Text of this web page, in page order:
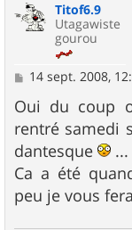
Titof6.9
Utagawiste
gourou
M
s
s
a
g
e
14 sept. 2008,
Oui du coup
rentré samedi
dantesque
...
Ca a été
peu je vous